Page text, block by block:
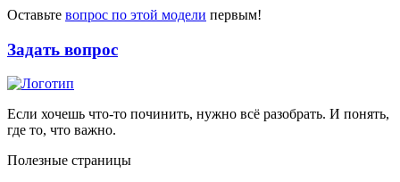
Оставьте вопрос по этой модели первым!
Задать вопрос
Если хочешь что-то починить, нужно всё разобрать. И понять,
где то, что важно.
Полезные страницы